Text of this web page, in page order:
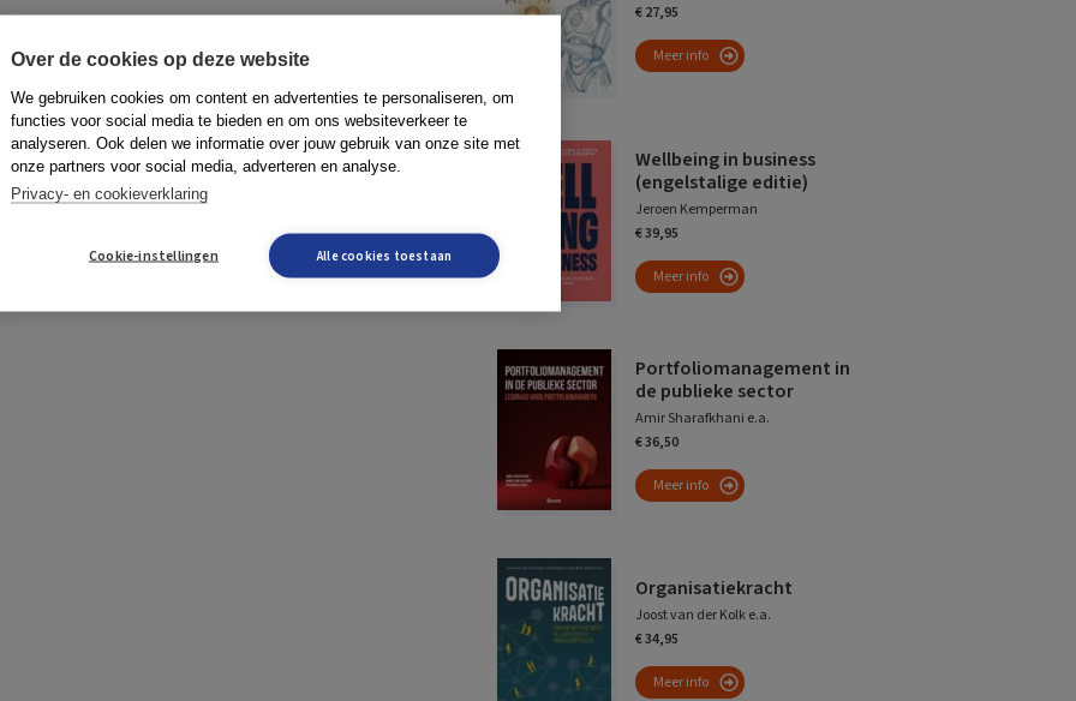
€ 27,95
Meer info
Wellbeing in business
(engelstalige editie)
Jeroen Kemperman
€ 39,95
Meer info
Portfoliomanagement in
de publieke sector
Amir Sharafkhani e.a.
€ 36,50
Meer info
Organisatiekracht
Joost van der Kolk e.a.
€ 34,95
Meer info
Over de cookies op deze website
We gebruiken cookies om content en advertenties te personaliseren, om
functies voor social media te bieden en om ons websiteverkeer te
analyseren. Ook delen we informatie over jouw gebruik van onze site met
onze partners voor social media, adverteren en analyse.
Privacy- en cookieverklaring
Cookie-instellingen Alle cookies toestaan